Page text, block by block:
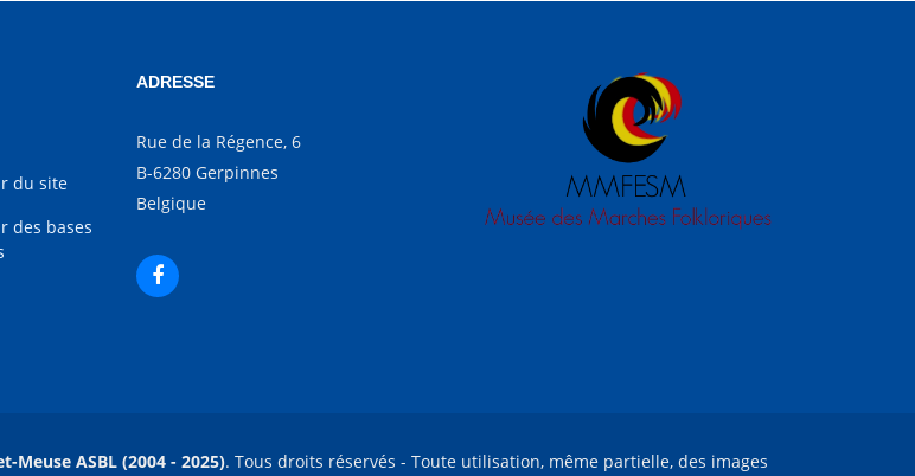
du site
des bases
ADRESSE
Rue de la Régence, 6
B-6280 Gerpinnes
Belgique
ASBL (2004 - 2025). Tous droits réservés - Toute utilisation, même partielle, des images